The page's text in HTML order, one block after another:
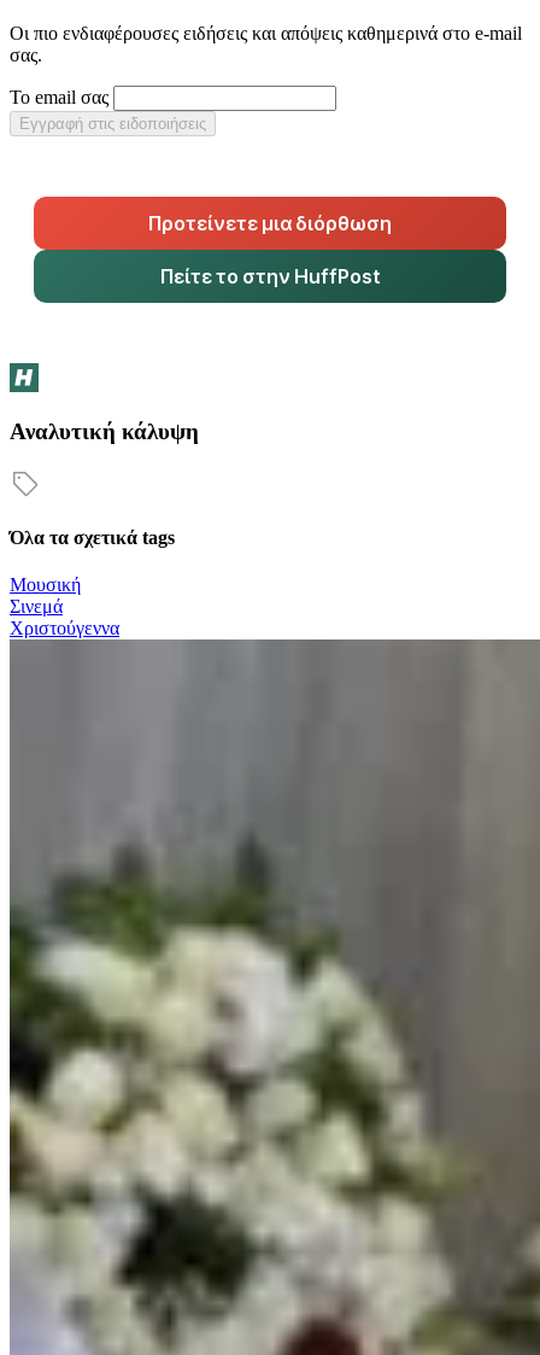
Οι πιο ενδιαφέρουσες ειδήσεις και απόψεις καθημερινά στο e-mail
σας.
Το email σας
Εγγραφή στις ειδοποιήσεις
Προτείνετε μια διόρθωση
Πείτε το στην HuffPost
Αναλυτική κάλυψη
Όλα τα σχετικά tags
Μουσική
Σινεμά
Χριστούγεννα